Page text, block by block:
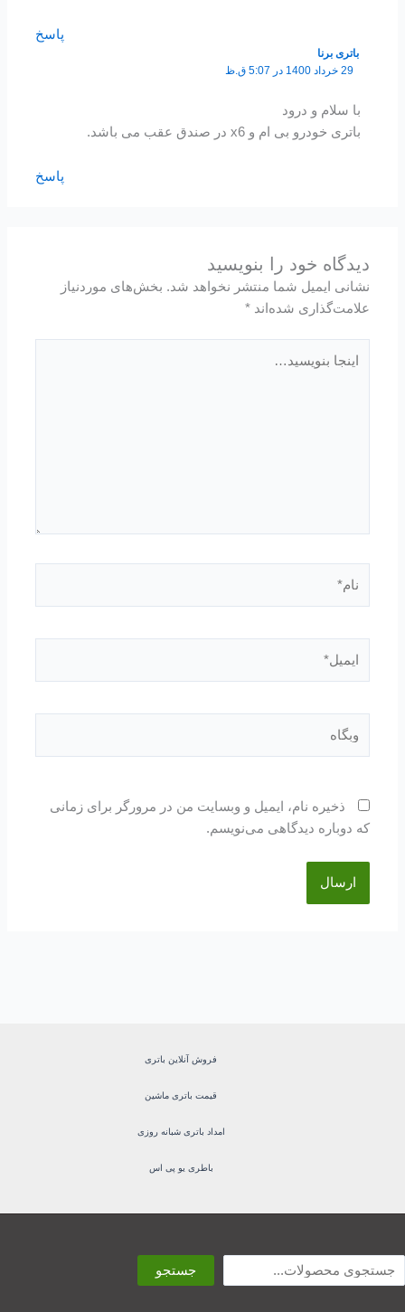
پاسخ
باتری برنا
29 خرداد 1400 در 5:07 ق.ظ
با سلام و درود
باتری خودرو بی ام و x6 در صندق عقب می باشد.
پاسخ
دیدگاه‌ خود را بنویسید
نشانی ایمیل شما منتشر نخواهد شد. بخش‌های موردنیاز
علامت‌گذاری شده‌اند*
بنویسید…
ذخیره نام، ایمیل و وبسایت من در مرورگر برای زمانی
که دوباره دیدگاهی می‌نویسم.
فروش آنلاین باتری
قیمت باتری ماشین
امداد باتری شبانه روزی
باطری یو پی اس
جستجو